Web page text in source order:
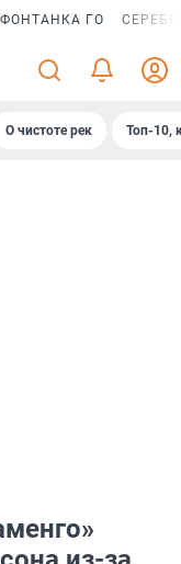
ФОНТАНКА ГО
О чистоте рек Топ-10,